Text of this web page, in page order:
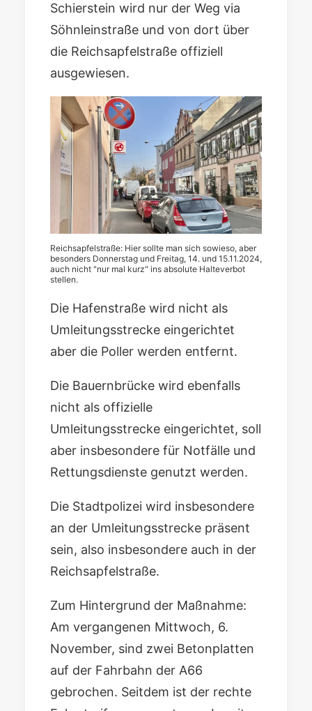
Schierstein wird nur der Weg via
Söhnleinstraße und von dort über
die Reichsapfelstraße offiziell
ausgewiesen.
Reichsapfelstraße: Hier sollte man sich sowieso, aber
besonders Donnerstag und Freitag, 14. und 15.11.2024,
auch nicht "nur mal kurz" ins absolute Halteverbot
stellen.
Die Hafenstraße wird nicht als
Umleitungsstrecke eingerichtet
aber die Poller werden entfernt.
Die Bauernbrücke wird ebenfalls
nicht als offizielle
Umleitungsstrecke eingerichtet, soll
aber insbesondere für Notfälle und
Rettungsdienste genutzt werden.
Die Stadtpolizei wird insbesondere
an der Umleitungsstrecke präsent
sein, also insbesondere auch in der
Reichsapfelstraße.
Zum Hintergrund der Maßnahme:
Am vergangenen Mittwoch, 6.
November, sind zwei Betonplatten
auf der Fahrbahn der A66
gebrochen. Seitdem ist der rechte